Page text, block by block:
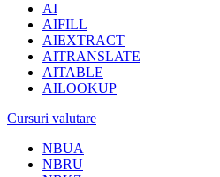
AI
AIFILL
AIEXTRACT
AITRANSLATE
AITABLE
AILOOKUP
Cursuri valutare
NBUA
NBRU